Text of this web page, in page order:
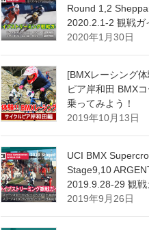
Round 1,2
2020.2.1-2 観戦ガ
2020年1月30日
[BMXレーシング
ピア岸和田 BMX
乗ってみよう！
2019年10月13日
UCI BMX
Stage9,10
2019.9.28-29 観戦
2019年9月26日